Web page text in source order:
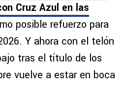
Cruz Azul en las
posible refuerzo para
Y ahora con el telón
tras el título de los
vuelve a estar en boca